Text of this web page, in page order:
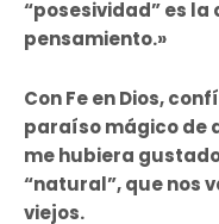
“posesividad” es
pensamiento.»
Con Fe en Dios,
paraíso mágico de
me hubiera
“natural”, que nos
viejos.